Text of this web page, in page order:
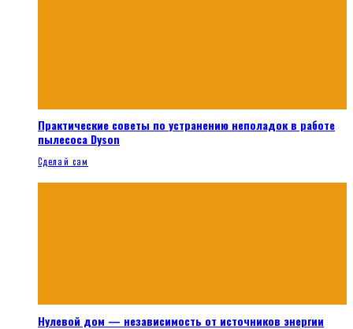
Практические советы по устранению неполадок в работе
пылесоса Dyson
Сделай сам
Нулевой дом — независимость от источников энергии